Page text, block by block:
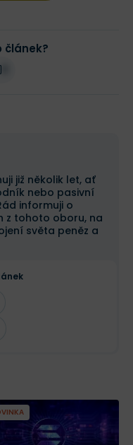
článek?
již několik let, ať
nebo pasivní
informuji o
z tohoto oboru, na
světa peněz a